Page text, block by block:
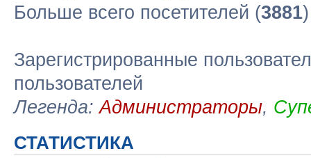
Больше всего посетителей (3881
Зарегистрированные
пользователей
Легенда:Администраторы,
СТАТИСТИКА